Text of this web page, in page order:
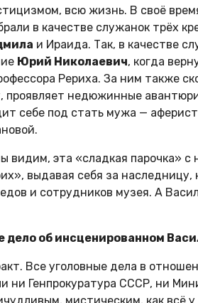
всю жизнь. В своё
в качестве служанок трёх
и Ираида. Так, в качестве
Юрий Николаевич, когда
Рериха. За ним также
проявляет недюжинные
себе под стать мужа —
видим, эта «сладкая парочка» с
выдавая себя за наследницу,
и сотрудников музея. А
дело об инсценированном
Все уголовные дела в
ни Генпрокуратура СССР, ни